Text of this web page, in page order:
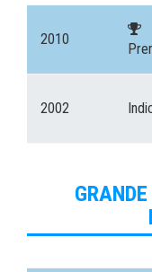
2010
2002